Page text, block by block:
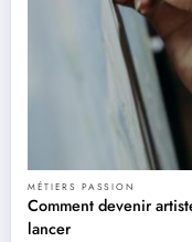
MÉTIERS PASSION
Comment devenir
lancer